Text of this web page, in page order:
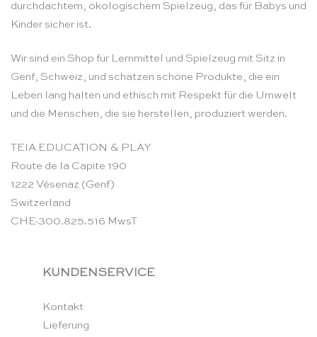
durchdachtem, ökologischem Spielzeug, das für Babys und
Kinder sicher ist.
Wir sind ein Shop für Lernmittel und Spielzeug mit Sitz in
Genf, Schweiz, und schätzen schöne Produkte, die ein
Leben lang halten und ethisch mit Respekt für die Umwelt
und die Menschen, die sie herstellen, produziert werden.
TEIA EDUCATION & PLAY
Route de la Capite 190
1222 Vésenaz (Genf)
Switzerland
CHE-300.825.516 MwsT
KUNDENSERVICE
Kontakt
Lieferung